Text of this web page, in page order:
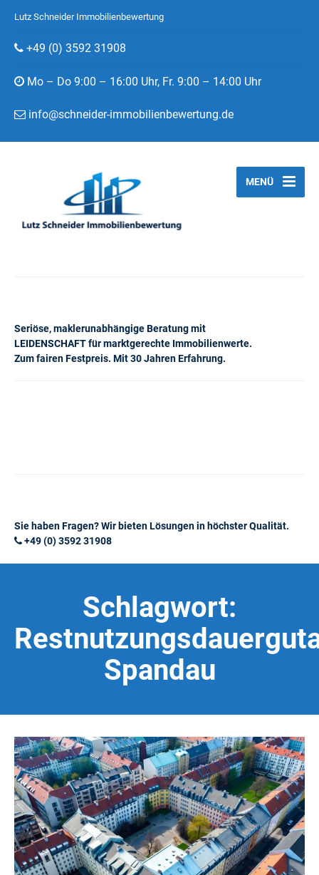
Lutz Schneider Immobilienbewertung
+49 (0) 3592 31908
Mo – Do 9:00 – 16:00 Uhr, Fr. 9:00 – 14:00 Uhr
info@schneider-immobilienbewertung.de
Seriöse, maklerunabhängige Beratung mit
LEIDENSCHAFT für marktgerechte Immobilienwerte.
Zum fairen Festpreis. Mit 30 Jahren Erfahrung.
MENÜ
Sie haben Fragen? Wir bieten Lösungen in höchster Qualität.
+49 (0) 3592 31908
Schlagwort:
Spandau